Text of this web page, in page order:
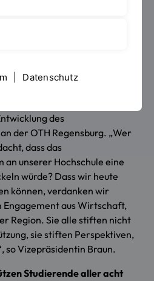
übernehmen: Sie
gemeinsam mit den
Prof. Dr. Carina Braun,
des
der OTH Regensburg. „Wer
dass das
an unserer Hochschule eine
würde? Dass wir heute
können, verdanken wir
Engagement aus Wirtschaft,
Region. Sie alle stiften nicht
sie stiften Perspektiven,
so Vizepräsidentin Braun.
Studierende aller acht
Datenschutz